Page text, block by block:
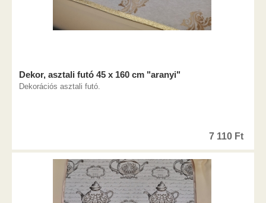
Dekor, asztali futó 45 x 160 cm "aranyi"
Dekorációs asztali futó.
7 110 Ft